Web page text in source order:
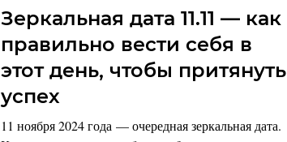
Зеркальная дата 11.11 — как
правильно вести себя в
этот день, чтобы притянуть
успех
11 ноября 2024 года — очередная зеркальная дата.